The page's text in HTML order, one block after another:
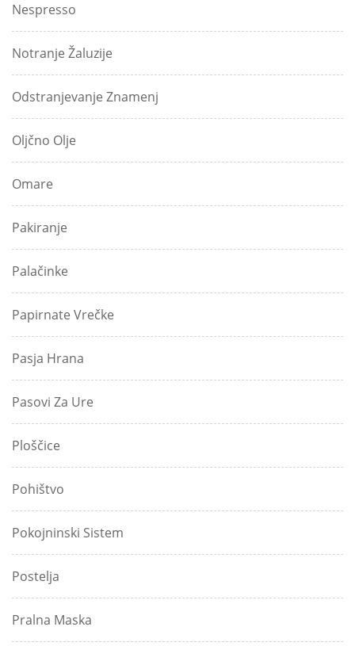
Nespresso
Notranje Žaluzije
Odstranjevanje Znamenj
Oljčno Olje
Omare
Pakiranje
Palačinke
Papirnate Vrečke
Pasja Hrana
Pasovi Za Ure
Ploščice
Pohištvo
Pokojninski Sistem
Postelja
Pralna Maska